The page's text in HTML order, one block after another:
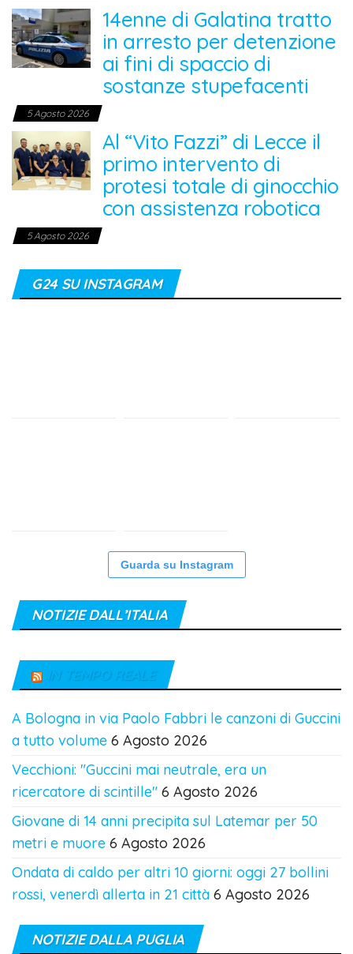
14enne di Galatina tratto
in arresto per detenzione
ai fini di spaccio di
sostanze stupefacenti
5 Agosto 2026
Al “Vito Fazzi” di Lecce il
primo intervento di
protesi totale di ginocchio
con assistenza robotica
5 Agosto 2026
G24 SU INSTAGRAM
Guarda su Instagram
NOTIZIE DALL’ITALIA
IN TEMPO REALE
A Bologna in via Paolo Fabbri le canzoni di Guccini
a tutto volume 6 Agosto 2026
Vecchioni: "Guccini mai neutrale, era un
ricercatore di scintille" 6 Agosto 2026
Giovane di 14 anni precipita sul Latemar per 50
metri e muore 6 Agosto 2026
Ondata di caldo per altri 10 giorni: oggi 27 bollini
rossi, venerdì allerta in 21 città 6 Agosto 2026
NOTIZIE DALLA PUGLIA